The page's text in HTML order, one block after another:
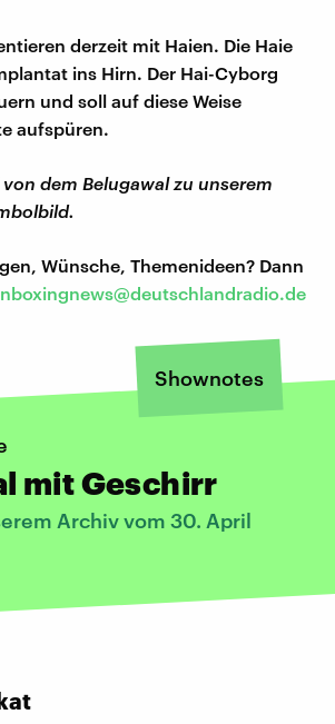
derzeit mit Haien. Die Haie
ins Hirn. Der Hai-Cyborg
und soll auf diese Weise
aufspüren.
dem Belugawal zu unserem
Wünsche, Themenideen? Dann
Shownotes
mit Geschirr
Archiv vom 30. April